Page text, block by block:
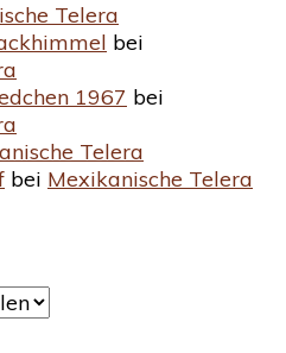
Telera
bei
1967 bei
Telera
bei Mexikanische Telera